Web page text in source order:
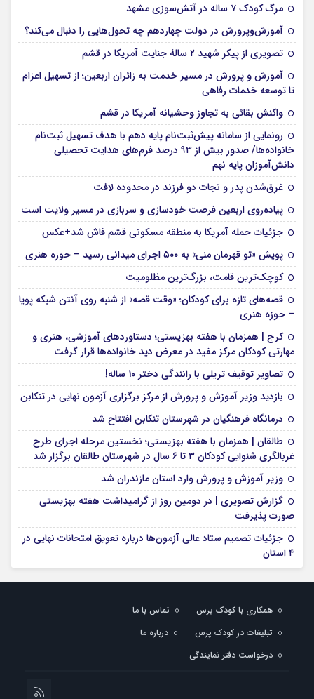
مرگ کودک ۷ ساله در آتش‌سوزی مشهد
آموزش‌وپرورش در دولت چهاردهم چه تحول‌هایی را دنبال می‌کند؟
تصویری از پیکر شهید ۲ سالۀ جنایت آمریکا در قشم
آموزش و پرورش در مسیر خدمت به زائران اربعین؛ از تسهیل اعزام
تا توسعه خدمات رفاهی
واکنش بقائی به تجاوز وحشیانه آمریکا در قشم
رونمایی از سامانه پیش‌ثبت‌نام پایه دهم با هدف تسهیل ثبت‌نام
خانواده‌ها/ صدور بیش از ۹۳ درصد فرم‌های هدایت تحصیلی
دانش‌آموزان پایه نهم
غرق‌شدن پدر و نجات دو فرزند در محدوده لافت
پیاده‌روی اربعین فرصت خودسازی و سربازی در مسیر ولایت است
جزئیات حمله آمریکا به منطقه مسکونی قشم فاش شد+عکس
پویش «تو قهرمان منی» به ۵۰۰ اجرای میدانی رسید – حوزه هنری
کوچک‌ترین قامت، بزرگ‌ترین مظلومیت
قصه‌های تازه برای کودکان؛ «وقت قصه» از شنبه روی آنتن شبکه پویا
– حوزه هنری
کرج | همزمان با هفته بهزیستی؛ دستاوردهای آموزشی، هنری و
مهارتی کودکان مرکز مفید در معرض دید خانواده‌ها قرار گرفت
تصاویر توقیف تریلی با رانندگی دختر 10 ساله!
بازدید وزیر آموزش و پرورش از مرکز برگزاری آزمون نهایی در تنکابن
درمانگاه فرهنگیان در شهرستان تنکابن افتتاح شد
طالقان | همزمان با هفته بهزیستی؛ نخستین مرحله اجرای طرح
غربالگری شنوایی کودکان ۳ تا ۶ سال در شهرستان طالقان برگزار شد
وزیر آموزش و پرورش وارد استان مازندران شد
گزارش تصویری | در دومین روز از گرامیداشت هفته بهزیستی
صورت پذیرفت
جزئیات تصمیم ستاد عالی آزمون‌ها درباره تعویق امتحانات نهایی در
۴ استان
همکاری با کودک پرس
تماس با ما
تبلیغات در کودک پرس
درباره ما
درخواست دفتر نمایندگی